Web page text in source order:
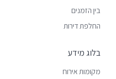
בין הזמנים
החלפת דירות
בלוג מידע
מקומות אירוח